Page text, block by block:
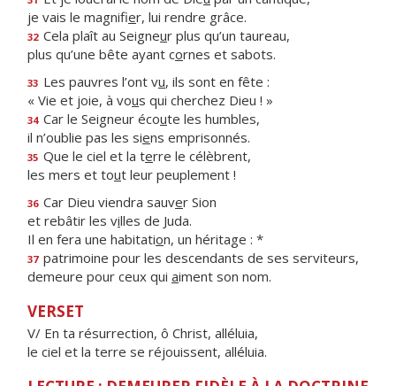
je vais le magnifier, lui rendre grâce.
32 Cela plaît au Seigneur plus qu’un taureau,
plus qu’une bête ayant cornes et sabots.
33 Les pauvres l’ont vu, ils sont en fête :
« Vie et joie, à vous qui cherchez Dieu ! »
34 Car le Seigneur écoute les humbles,
il n’oublie pas les siens emprisonnés.
35 Que le ciel et la terre le célèbrent,
les mers et tout leur peuplement !
36 Car Dieu viendra sauver Sion
et rebâtir les villes de Juda.
Il en fera une habitation, un héritage : *
37 patrimoine pour les descendants de ses serviteurs,
demeure pour ceux qui aiment son nom.
VERSET
V/ En ta résurrection, ô Christ, alléluia,
le ciel et la terre se réjouissent, alléluia.